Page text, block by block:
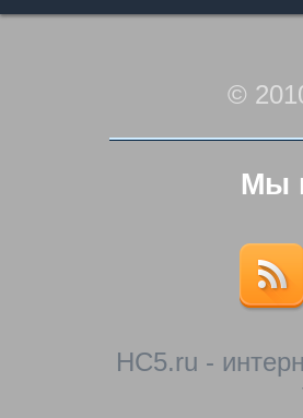
©
Мы
HC5.ru -